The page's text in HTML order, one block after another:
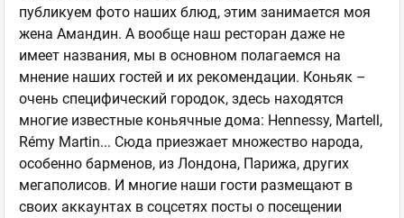
публикуем фото наших блюд, этим занимается моя
жена Амандин. А вообще наш ресторан даже не
имеет названия, мы в основном полагаемся на
мнение наших гостей и их рекомендации. Коньяк –
очень специфический городок, здесь находятся
многие известные коньячные дома: Hennessy, Martell,
Rémy Martin... Сюда приезжает множество народа,
особенно барменов, из Лондона, Парижа, других
мегаполисов. И многие наши гости размещают в
своих аккаунтах в соцсетях посты о посещении